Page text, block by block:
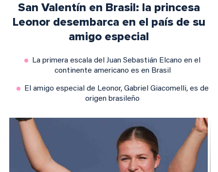
San Valentín en Brasil: la princesa
Leonor desembarca en el país de su
amigo especial
La primera escala del Juan Sebastián Elcano en el
continente americano es en Brasil
El amigo especial de Leonor, Gabriel Giacomelli, es de
origen brasileño